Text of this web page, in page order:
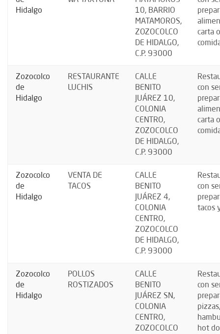
Hidalgo
10, BARRIO
MATAMOROS,
ZOZOCOLCO
DE HIDALGO,
C.P. 93000
carta
Zozocolco
de
Hidalgo
RESTAURANTE
LUCHIS
CALLE
BENITO
JUÁREZ 10,
COLONIA
CENTRO,
ZOZOCOLCO
DE HIDALGO,
C.P. 93000
con
carta
Zozocolco
de
Hidalgo
VENTA DE
TACOS
CALLE
BENITO
JUÁREZ 4,
COLONIA
CENTRO,
ZOZOCOLCO
DE HIDALGO,
C.P. 93000
con
tacos
Zozocolco
de
Hidalgo
POLLOS
ROSTIZADOS
CALLE
BENITO
JUÁREZ SN,
COLONIA
CENTRO,
ZOZOCOLCO
con
pizzas,
hot